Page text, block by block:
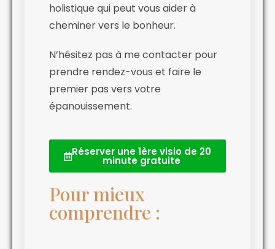
holistique qui peut vous aider à
cheminer vers le bonheur.
N’hésitez pas à me contacter pour
prendre rendez-vous et faire le
premier pas vers votre
épanouissement.
Réserver une 1ère visio de 20
minute gratuite
Pour mieux
comprendre :